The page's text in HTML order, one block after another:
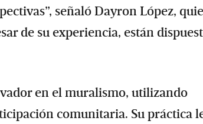
señaló Dayron López,
de su experiencia, están
en el muralismo, utilizando
comunitaria. Su práctica